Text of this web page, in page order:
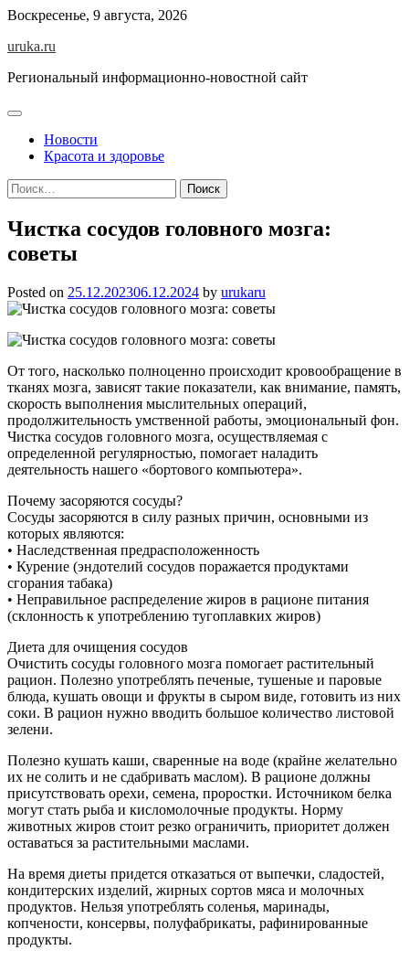
Skip
content
Воскресенье, 9 августа, 2026
uruka.ru
Региональный информационно-новостной сайт
Новости
Красота и здоровье
Найти:
Чистка сосудов головного мозга:
советы
Posted on 25.12.202306.12.2024 by urukaru
От того, насколько полноценно происходит кровообращение в
тканях мозга, зависят такие показатели, как внимание, память,
скорость выполнения мыслительных операций,
продолжительность умственной работы, эмоциональный фон.
Чистка сосудов головного мозга, осуществляемая с
определенной регулярностью, помогает наладить
деятельность нашего «бортового компьютера».
Почему засоряются сосуды?
Сосуды засоряются в силу разных причин, основными из
которых являются:
• Наследственная предрасположенность
• Курение (эндотелий сосудов поражается продуктами
сгорания табака)
• Неправильное распределение жиров в рационе питания
(склонность к употреблению тугоплавких жиров)
Диета для очищения сосудов
Очистить сосуды головного мозга помогает растительный
рацион. Полезно употреблять печеные, тушеные и паровые
блюда, кушать овощи и фрукты в сыром виде, готовить из них
соки. В рацион нужно вводить большое количество листовой
зелени.
Полезно кушать каши, сваренные на воде (крайне желательно
их не солить и не сдабривать маслом). В рационе должны
присутствовать орехи, семена, проростки. Источником белка
могут стать рыба и кисломолочные продукты. Норму
животных жиров стоит резко ограничить, приоритет должен
оставаться за растительными маслами.
На время диеты придется отказаться от выпечки, сладостей,
кондитерских изделий, жирных сортов мяса и молочных
продуктов. Нельзя употреблять соленья, маринады,
копчености, консервы, полуфабрикаты, рафинированные
продукты.